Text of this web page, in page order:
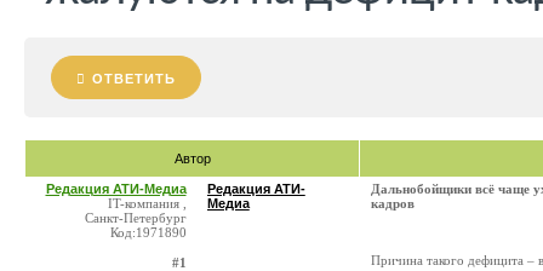
ОТВЕТИТЬ
Автор
Редакция АТИ-Медиа
IT-компания ,
Санкт-Петербург
Код:1971890
#1
Редакция АТИ-
Медиа
Дальнобойщики всё чаще
кадров
Причина такого дефицита –